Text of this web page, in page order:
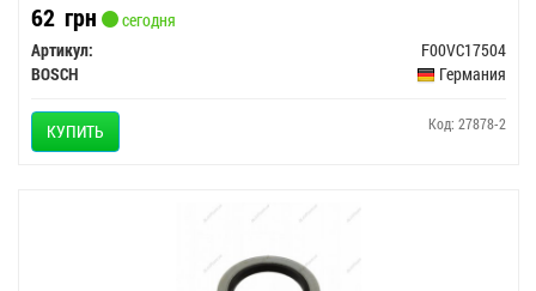
62 грн
сегодня
Артикул:
F00VC17504
BOSCH
Германия
КУПИТЬ Код: 27878-2